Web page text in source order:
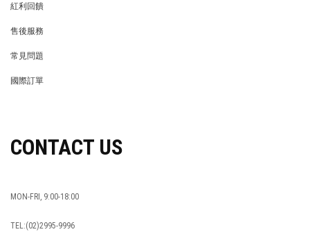
紅利回饋
售後服務
常見問題
國際訂單
CONTACT US
MON-FRI, 9:00-18:00
TEL:(02)2995-9996